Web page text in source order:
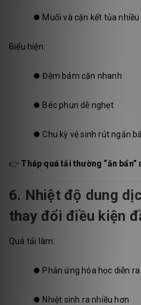
⏺️ Muối và cặn kết tủa nhiều
Biểu hiện:
⏺️Đệm bám cặn nhanh
⏺️ Béc phun dễ nghẹt
⏺️ Chu kỳ vệ sinh rút ngắn
👉 Tháp quá tải thường “ăn bẩn”
6. Nhiệt độ dung
thay đổi điều kiện
Quá tải làm:
⏺️ Phản ứng hóa học diễn
⏺️ Nhiệt sinh ra nhiều hơn